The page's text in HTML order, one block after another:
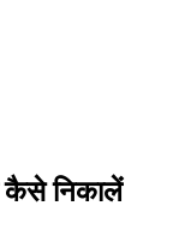
निकालें